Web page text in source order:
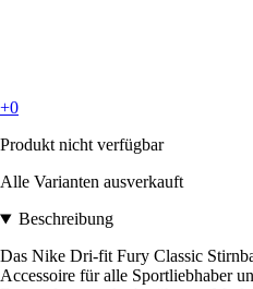
+0
Produkt nicht verfügbar
Alle Varianten ausverkauft
Beschreibung
Das Nike Dri-fit Fury Classic
Accessoire für alle Sportliebhaber